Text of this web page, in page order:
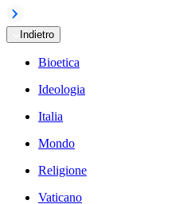
Indietro
Bioetica
Ideologia
Italia
Mondo
Religione
Vaticano